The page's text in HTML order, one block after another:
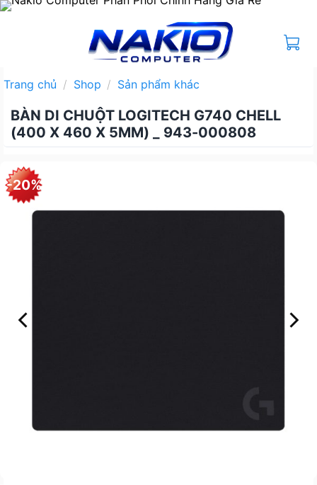
Bỏ
Trang chủ / Shop / Sản phẩm khác
BÀN DI CHUỘT LOGITECH G740 CHELL
(400 X 460 X 5MM) _ 943-000808
-20%